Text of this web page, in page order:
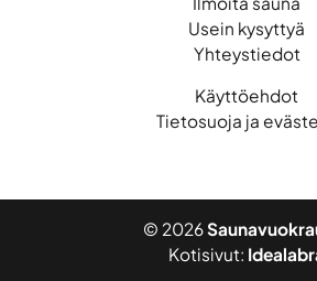
Usein kysyttyä
Yhteystiedot
Käyttöehdot
Tietosuoja ja
© 2026
Kotisivut: